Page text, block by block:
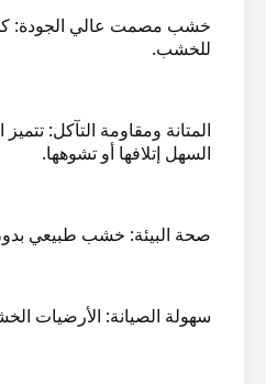
خشب مصمت عالي الجودة:
للخشب.
المتانة ومقاومة التآكل:
السهل إتلافها أو تشوهها.
صحة البيئة: خشب طبيعي
سهولة الصيانة: الأرضيات